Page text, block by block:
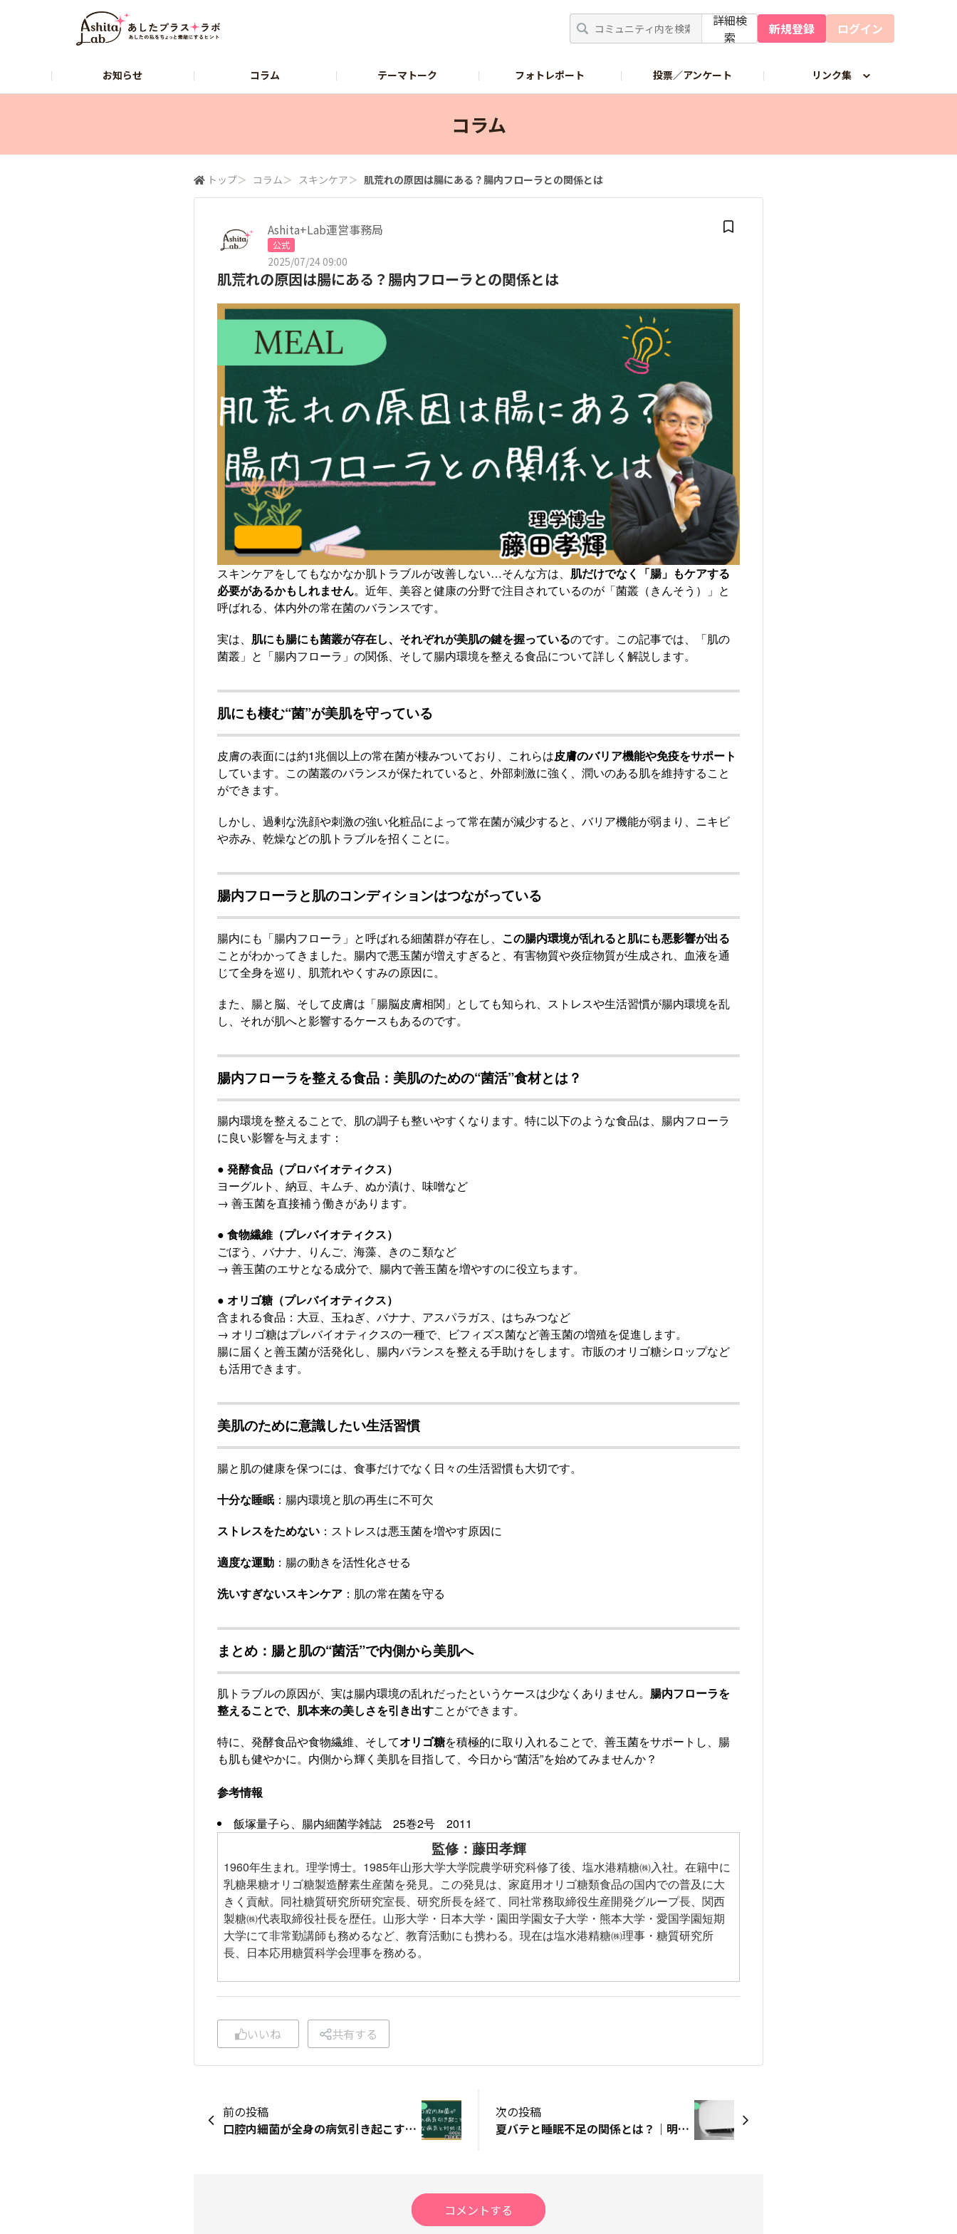
詳細検
索
新規登録 ログイン
お知らせ コラム テーマトーク フォトレポート 投票／アンケート リンク集
コラム
トップ＞ コラム＞ スキンケア＞ 肌荒れの原因は腸にある？腸内フローラとの関係とは
Ashita+Lab運営事務局
公式
2025/07/24 09:00
肌荒れの原因は腸にある？腸内フローラとの関係とは
スキンケアをしてもなかなか肌トラブルが改善しない…そんな方は、 肌だけでなく「腸」もケアする
必要があるかもしれません。近年、美容と健康の分野で注目されているのが「菌叢（きんそう）」と
呼ばれる、体内外の常在菌のバランスです。
実は、 肌にも腸にも菌叢が存在し、それぞれが美肌の鍵を握っているのです。この記事では、「肌の
菌叢」と「腸内フローラ」の関係、そして腸内環境を整える食品について詳しく解説します。
肌にも棲む“菌”が美肌を守っている
皮膚の表面には約1兆個以上の常在菌が棲みついており、これらは皮膚のバリア機能や免疫をサポート
しています。この菌叢のバランスが保たれていると、外部刺激に強く、潤いのある肌を維持すること
ができます。
しかし、過剰な洗顔や刺激の強い化粧品によって常在菌が減少すると、バリア機能が弱まり、ニキビ
や赤み、乾燥などの肌トラブルを招くことに。
腸内フローラと肌のコンディションはつながっている
腸内にも「腸内フローラ」と呼ばれる細菌群が存在し、 この腸内環境が乱れると肌にも悪影響が出る
ことがわかってきました。腸内で悪玉菌が増えすぎると、有害物質や炎症物質が生成され、血液を通
じて全身を巡り、肌荒れやくすみの原因に。
また、腸と脳、そして皮膚は「腸脳皮膚相関」としても知られ、ストレスや生活習慣が腸内環境を乱
し、それが肌へと影響するケースもあるのです。
腸内フローラを整える食品：美肌のための“菌活”食材とは？
腸内環境を整えることで、肌の調子も整いやすくなります。特に以下のような食品は、腸内フローラ
に良い影響を与えます：
● 発酵食品（プロバイオティクス）
ヨーグルト、納豆、キムチ、ぬか漬け、味噌など
→ 善玉菌を直接補う働きがあります。
● 食物繊維（プレバイオティクス）
ごぼう、バナナ、りんご、海藻、きのこ類など
→ 善玉菌のエサとなる成分で、腸内で善玉菌を増やすのに役立ちます。
● オリゴ糖（プレバイオティクス）
含まれる食品：大豆、玉ねぎ、バナナ、アスパラガス、はちみつなど
→ オリゴ糖はプレバイオティクスの一種で、ビフィズス菌など善玉菌の増殖を促進します。
腸に届くと善玉菌が活発化し、腸内バランスを整える手助けをします。市販のオリゴ糖シロップなど
も活用できます。
美肌のために意識したい生活習慣
腸と肌の健康を保つには、食事だけでなく日々の生活習慣も大切です。
十分な睡眠：腸内環境と肌の再生に不可欠
ストレスをためない ：ストレスは悪玉菌を増やす原因に
適度な運動 ：腸の動きを活性化させる
洗いすぎないスキンケア ：肌の常在菌を守る
まとめ：腸と肌の“菌活”で内側から美肌へ
肌トラブルの原因が、実は腸内環境の乱れだったというケースは少なくありません。 腸内フローラを
整えることで、肌本来の美しさを引き出すことができます。
特に、発酵食品や食物繊維、そしてオリゴ糖を積極的に取り入れることで、善玉菌をサポートし、腸
も肌も健やかに。内側から輝く美肌を目指して、今日から“菌活”を始めてみませんか？
参考情報
飯塚量子ら、腸内細菌学雑誌 25巻2号 2011
監修：藤田孝輝
1960年生まれ。理学博士。1985年山形大学大学院農学研究科修了後、塩水港精糖㈱入社。在籍中に
乳糖果糖オリゴ糖製造酵素生産菌を発見。この発見は、家庭用オリゴ糖類食品の国内での普及に大
きく貢献。同社糖質研究所研究室長、研究所長を経て、同社常務取締役生産開発グループ長、関西
製糖㈱代表取締役社長を歴任。山形大学・日本大学・園田学園女子大学・熊本大学・愛国学園短期
大学にて非常勤講師も務めるなど、教育活動にも携わる。現在は塩水港精糖㈱理事・糖質研究所
長、日本応用糖質科学会理事を務める。
いいね 共有する
前の投稿
口腔内細菌が全身の病気引き起こす？主な病気と対処法
次の投稿
夏バテと睡眠不足の関係とは？｜明日からできる睡眠法
コメントする